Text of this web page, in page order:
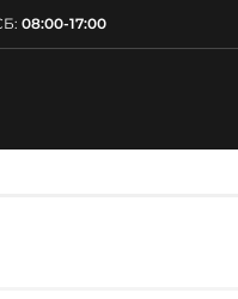
08:00-17:00